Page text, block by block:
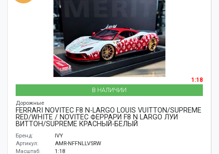
1:18
В НАЛИЧИИ
Дорожные
FERRARI NOVITEC F8 N-LARGO LOUIS VUITTON/SUPREME
RED/WHITE / NOVITEC ФЕРРАРИ F8 N LARGO ЛУИ
ВИТТОН/SUPREME КРАСНЫЙ-БЕЛЫЙ
Бренд:
IVY
Артикул:
AMR-NFFNLLVSRW
Масштаб:
1:18